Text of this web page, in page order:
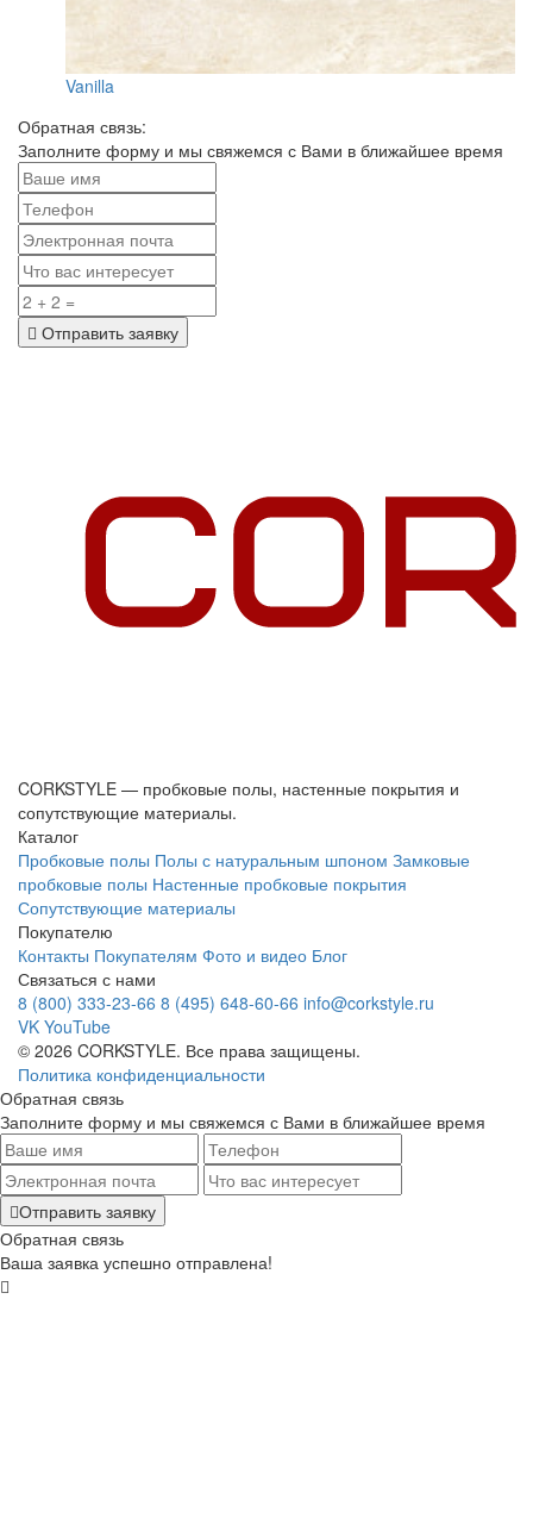
Vanilla
Обратная связь:
Заполните форму и мы свяжемся с Вами в ближайшее время
Отправить заявку
CORKSTYLE — пробковые полы, настенные покрытия и
сопутствующие материалы.
Каталог
Пробковые полы Полы с натуральным шпоном Замковые
пробковые полы Настенные пробковые покрытия
Сопутствующие материалы
Покупателю
Контакты Покупателям Фото и видео Блог
Связаться с нами
8 (800) 333-23-66 8 (495) 648-60-66 info@corkstyle.ru
VK YouTube
© 2026 CORKSTYLE. Все права защищены.
Политика конфиденциальности
Обратная связь
Заполните форму и мы свяжемся с Вами в ближайшее время
Отправить заявку
Обратная связь
Ваша заявка успешно отправлена!